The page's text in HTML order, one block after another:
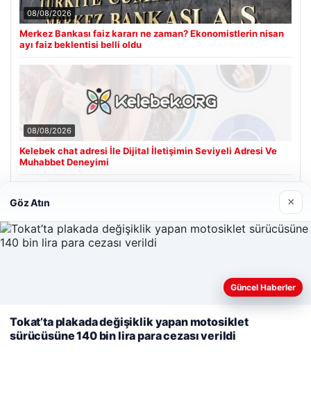
08/08/2026
Merkez Bankası faiz kararı ne zaman? Ekonomistlerin nisan
ayı faiz beklentisi belli oldu
08/08/2026
Kelebek chat adresi İle Dijital İletişimin Seviyeli Adresi Ve
Muhabbet Deneyimi
Cengiz Sigorta
Web sitemizi nasıl kullandığınızı daha iyi anlayabilmek,
kullanıyoruz. Çerez Politikamız
Reddet Kabul Et
Göz Atın ×
Güncel Haberler
Tokat’ta plakada değişiklik yapan motosiklet
sürücüsüne 140 bin lira para cezası verildi